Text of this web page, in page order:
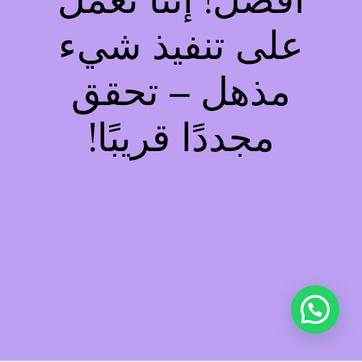
على تنفيذ شيء
مذهل – تحقق
مجددًا قريبًا!